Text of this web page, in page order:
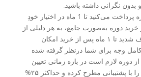
نگرانی داشته باشید.
هزینه‌ای که بابت دوره پرداخت می‌کنید تا 1 ماه در اختیار خودِ
دوره به‌صورت جامع، به هر دلیلی از
شرکت در آن منصرف شدید تا ١ ماه پس از خريد امكان
وجه برای شما درنظر گرفته شده
دوره لازم است در بازه زمانی تعیین
شده درخواست خود را با پشتیبانی مطرح کرده و حداکثر ۲۵%